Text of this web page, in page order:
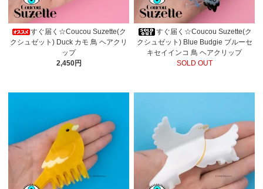
すぐ届く☆Coucou Suzette(ク
クシュゼット) Duck カモ 鳥 ヘアクリ
ップ
2,450円
すぐ届く☆Coucou Suzette(ク
クシュゼット) Blue Budgie ブルーセ
キセイインコ 鳥 ヘアクリップ
SOLD OUT